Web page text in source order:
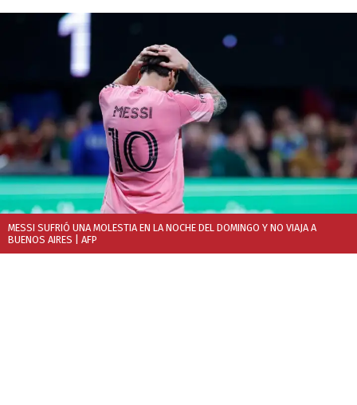
MESSI SUFRIÓ UNA MOLESTIA EN LA NOCHE DEL DOMINGO Y NO VIAJA A
BUENOS AIRES | AFP